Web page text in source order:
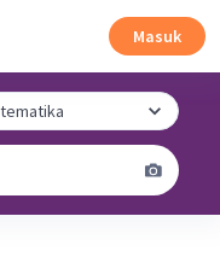
Masuk